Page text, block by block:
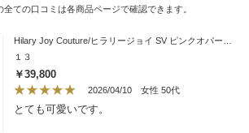
全ての口コミは各商品ページで確認できます。
１３
￥39,800
2026/04/10 女性 50代
とても可愛いです。